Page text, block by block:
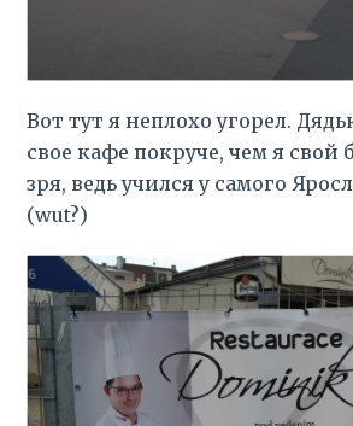
Вот тут я неплохо угорел.
свое кафе покруче, чем я свой
зря, ведь учился у самого
(wut?)